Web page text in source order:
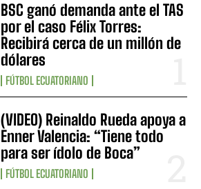
BSC ganó demanda ante el TAS
por el caso Félix Torres:
Recibirá cerca de un millón de
dólares
FÚTBOL ECUATORIANO
(VIDEO) Reinaldo Rueda apoya a
Enner Valencia: “Tiene todo
para ser ídolo de Boca”
FÚTBOL ECUATORIANO